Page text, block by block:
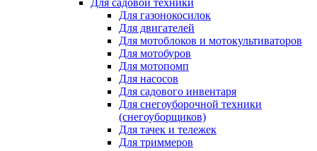
Для садовой техники
Для газонокосилок
Для двигателей
Для мотоблоков и мотокультиваторов
Для мотобуров
Для мотопомп
Для насосов
Для садового инвентаря
Для снегоуборочной техники
(снегоуборщиков)
Для тачек и тележек
Для триммеров